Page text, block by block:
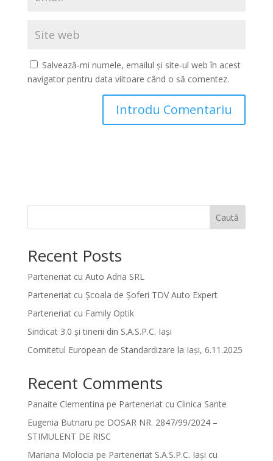
Salvează-mi numele, emailul și site-ul web în acest
navigator pentru data viitoare când o să comentez.
Caută
Recent Posts
Parteneriat cu Auto Adria SRL
Parteneriat cu Școala de Șoferi TDV Auto Expert
Parteneriat cu Family Optik
Sindicat 3.0 și tinerii din S.A.S.P.C. Iași
Comitetul European de Standardizare la Iași, 6.11.2025
Recent Comments
Panaite Clementina pe Parteneriat cu Clinica Sante
Eugenia Butnaru pe DOSAR NR. 2847/99/2024 –
STIMULENT DE RISC
Mariana Molocia pe Parteneriat S.A.S.P.C. Iași cu